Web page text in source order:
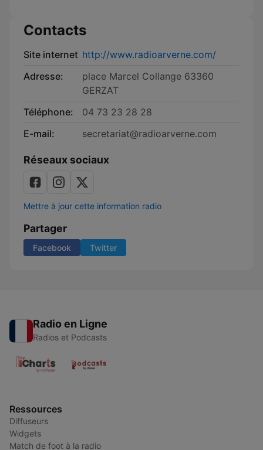
Contacts
Site internet http://www.radioarverne.com/
Adresse:
place Marcel Collange 63360
GERZAT
Téléphone:
04 73 23 28 28
E-mail:
secretariat@radioarverne.com
Réseaux sociaux
Mettre à jour cette information radio
Partager
Facebook Twitter
Radio en Ligne
Radios et Podcasts
Ressources
Diffuseurs
Widgets
Match de foot à la radio